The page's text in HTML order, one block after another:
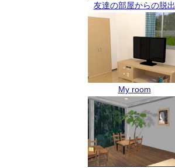
友達の部屋からの脱出
My room